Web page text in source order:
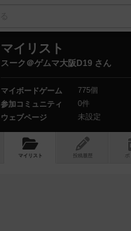
マイリスト
スーク＠ゲムマ大阪D19 さん
マイボードゲーム
775個
参加コミュニティ
0件
ウェブページ
未設定
マイリスト 投稿履歴 ボ